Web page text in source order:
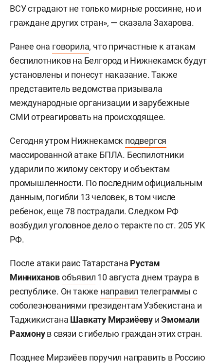
ВСУ страдают не только мирные россияне, но и
граждане других стран», — сказала Захарова.
Ранее она говорила, что причастные к атакам
беспилотников на Белгород и Нижнекамск будут
установлены и понесут наказание. Также
представитель ведомства призывала
международные организации и зарубежные
СМИ отреагировать на происходящее.
Сегодня утром Нижнекамск подвергся
массированной атаке БПЛА. Беспилотники
ударили по жилому сектору и объектам
промышленности. По последним официальным
данным, погибли 13 человек, в том числе
ребенок, еще 78 пострадали. Следком РФ
возбудил уголовное дело о теракте по ст. 205 УК
РФ.
После атаки раис Татарстана Рустам
Миннихановобъявил 10 августа днем траура в
республике. Он также направил телеграммы с
соболезнованиями президентам Узбекистана и
Таджикистана Шавкату Мирзиёеву иЭмомали
Рахмонув связи с гибелью граждан этих стран.
Позднее Мирзиёев поручил направить в Россию